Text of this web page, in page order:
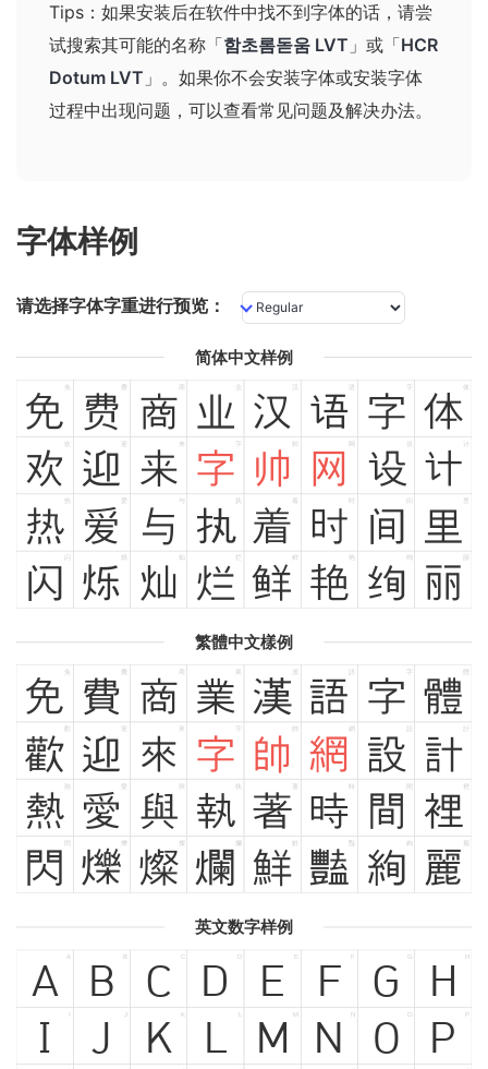
Tips：如果安装后在软件中找不到字体的话，请尝
试搜索其可能的名称 「함초롬돋움 LVT 」或「HCR
Dotum LVT 」 。如果你不会安装字体或安装字体
过程中出现问题，可以查看常见问题及解决办法。
字体样例
请选择字体字重进行预览：
简体中文样例
免
免 费
费 商
商 业
业 汉
汉 语
语 字
字 体
体
欢
欢 迎
迎 来
来 字
字 帅
帅 网
网 设
设 计
计
热
热 爱 与 执 着 时 间 里
闪 烁
烁 灿
灿 烂
烂 鲜
鲜 艳
艳 绚
绚 丽
繁體中文樣例
免
免 費
費 商
商 業
業 漢
漢 語
語 字
字 體
體
歡 迎 來
來 字
字 帥 網
網 設 計
熱
熱 愛
愛 與
與 執
執 著
著 時
時 間
間 裡
裡
閃
閃 爍
爍 燦
燦 爛
爛 鮮
鮮 豔
豔 絢
絢 麗
麗
英文数字样例
A
A B
B C
C D
D E F G
G H
H
I J
J K
K L
L M
M N
N O
O P
P